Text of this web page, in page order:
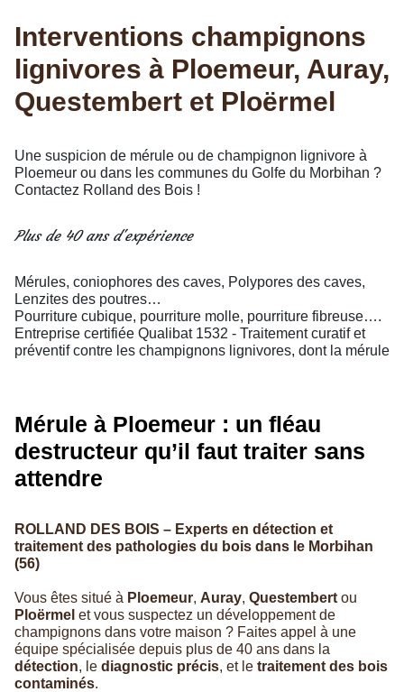
Interventions champignons
lignivores à Ploemeur, Auray,
Questembert et Ploërmel
Une suspicion de mérule ou de champignon lignivore à
Ploemeur ou dans les communes du Golfe du Morbihan ?
Contactez Rolland des Bois !
Plus de 40 ans d'expérience
Mérules, coniophores des caves, Polypores des caves,
Lenzites des poutres…
Pourriture cubique, pourriture molle, pourriture fibreuse….
Entreprise certifiée Qualibat 1532 - Traitement curatif et
préventif contre les champignons lignivores, dont la mérule
Mérule à Ploemeur : un fléau
destructeur qu’il faut traiter sans
attendre
ROLLAND DES BOIS – Experts en détection et
traitement des pathologies du bois dans le Morbihan
(56)
Vous êtes situé à Ploemeur, Auray, Questembert ou
Ploërmel et vous suspectez un développement de
champignons dans votre maison ? Faites appel à une
équipe spécialisée depuis plus de 40 ans dans la
détection, le diagnostic précis, et le traitement des bois
contaminés.